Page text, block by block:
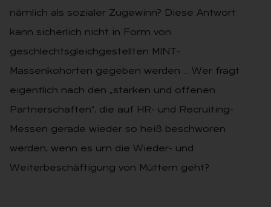
nämlich als sozialer Zugewinn? Diese Antwort
kann sicherlich nicht in Form von
geschlechtsgleichgestellten MINT-
Massenkohorten gegeben werden … Wer fragt
eigentlich nach den „starken und offenen
Partnerschaften“, die auf HR- und Recruiting-
Messen gerade wieder so heiß beschworen
werden, wenn es um die Wieder- und
Weiterbeschäftigung von Müttern geht?